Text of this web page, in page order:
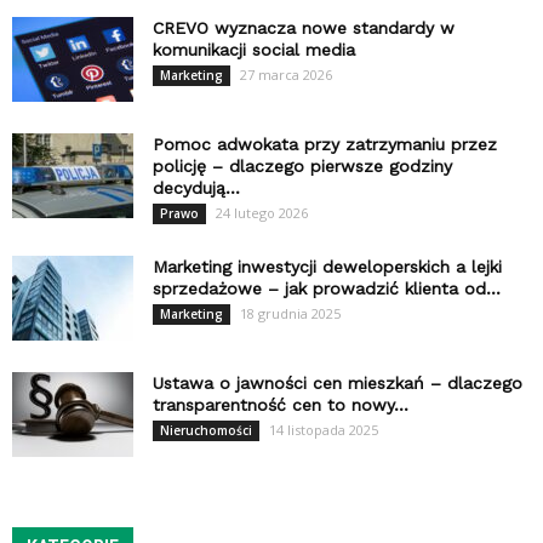
CREVO wyznacza nowe standardy w
komunikacji social media
Marketing 27 marca 2026
Pomoc adwokata przy zatrzymaniu przez
policję – dlaczego pierwsze godziny
decydują...
Prawo 24 lutego 2026
Marketing inwestycji deweloperskich a lejki
sprzedażowe – jak prowadzić klienta od...
Marketing 18 grudnia 2025
Ustawa o jawności cen mieszkań – dlaczego
transparentność cen to nowy...
Nieruchomości 14 listopada 2025